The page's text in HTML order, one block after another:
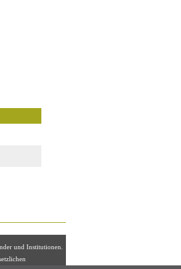
und Institutionen.